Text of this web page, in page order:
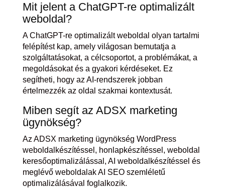
Mit jelent a ChatGPT-re optimalizált
weboldal?
A ChatGPT-re optimalizált weboldal olyan tartalmi
felépítést kap, amely világosan bemutatja a
szolgáltatásokat, a célcsoportot, a problémákat, a
megoldásokat és a gyakori kérdéseket. Ez
segítheti, hogy az AI-rendszerek jobban
értelmezzék az oldal szakmai kontextusát.
Miben segít az ADSX marketing
ügynökség?
Az ADSX marketing ügynökség WordPress
weboldalkészítéssel, honlapkészítéssel, weboldal
keresőoptimalizálással, AI weboldalkészítéssel és
meglévő weboldalak AI SEO szemléletű
optimalizálásával foglalkozik.